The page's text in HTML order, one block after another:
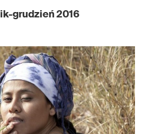
grudzień 2016